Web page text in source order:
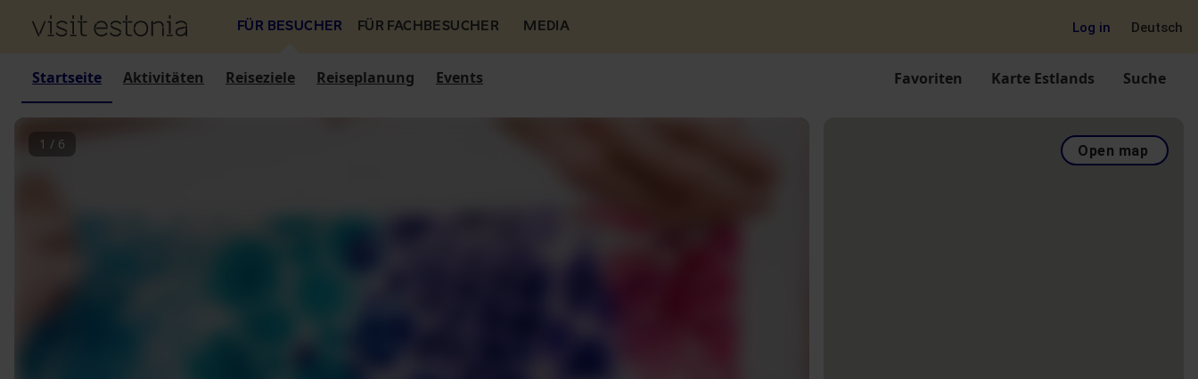
FÜR BESUCHER FÜR FACHBESUCHER MEDIA Log in Deutsch
Startseite Aktivitäten Reiseziele Reiseplanung Events Favoriten Karte Estlands Suche
1 / 6 Open map